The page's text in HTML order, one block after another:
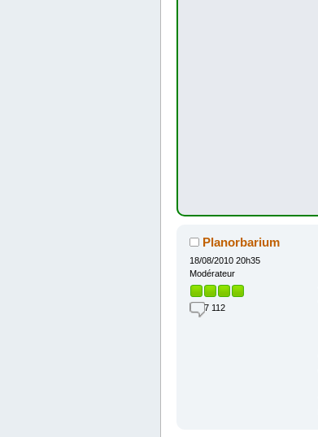
Planorbarium
18/08/2010 20h35
Modérateur
7 112